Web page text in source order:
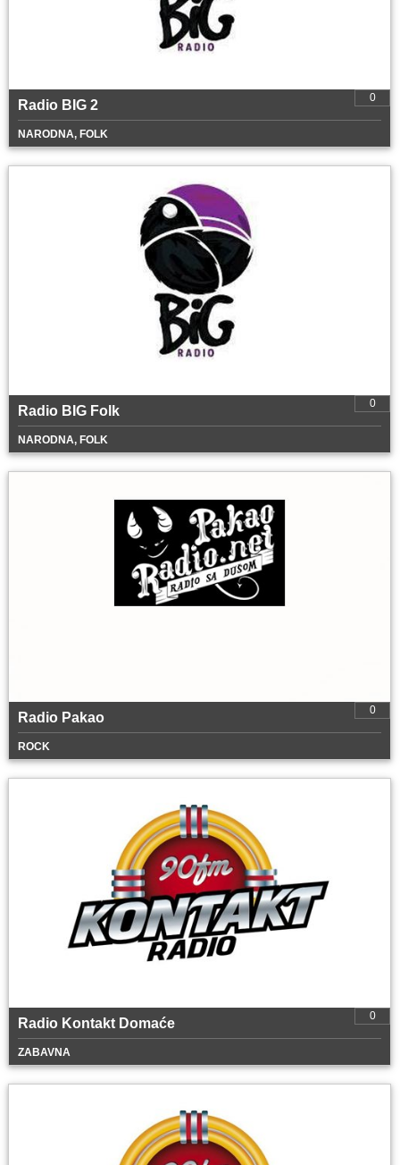
0
Radio BIG 2
NARODNA, FOLK
0
Radio BIG Folk
NARODNA, FOLK
0
Radio Pakao
ROCK
0
Radio Kontakt Domaće
ZABAVNA